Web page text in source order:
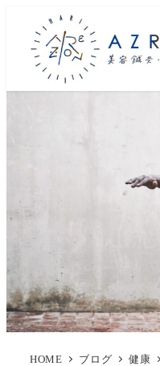
HOME ブログ 健康